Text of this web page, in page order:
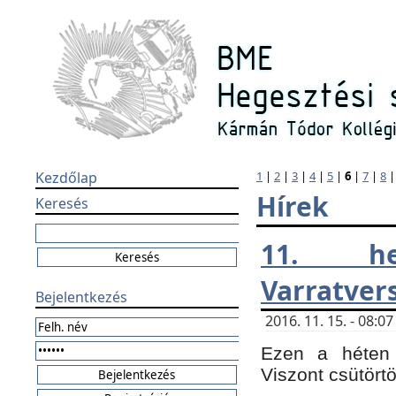
Kezdőlap
Keresés
Bejelentkezés
1 | 2 | 3 | 4| 5 | 6 | 7 | 8
Hírek
11.
2016. 11. 15. -
Ezen a héten
Viszont